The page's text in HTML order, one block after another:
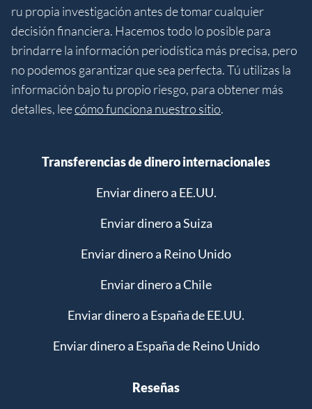
ru propia investigación antes de tomar cualquier
decisión financiera. Hacemos todo lo posible para
brindarre la información periodística más precisa, pero
no podemos garantizar que sea perfecta. Tú utilizas la
información bajo tu propio riesgo, para obtener más
detalles, leecómo funciona nuestro sitio.
Transferencias de dinero internacionales
Enviar dinero a EE.UU.
Enviar dinero a Suiza
Enviar dinero a Reino Unido
Enviar dinero a Chile
Enviar dinero a España de EE.UU.
Enviar dinero a España de Reino Unido
Reseñas